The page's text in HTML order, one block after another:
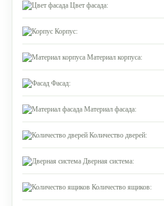
Цвет фасада:
Корпус:
Материал корпуса:
Фасад:
Материал фасада:
Количество дверей:
Дверная система:
Количество ящиков: